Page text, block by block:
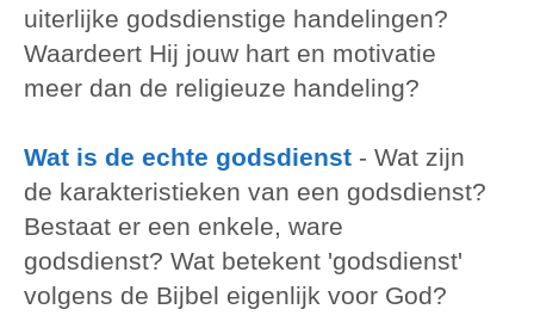
uiterlijke godsdienstige handelingen?
Waardeert Hij jouw hart en motivatie
meer dan de religieuze handeling?
Wat is de echte godsdienst - Wat zijn
de karakteristieken van een godsdienst?
Bestaat er een enkele, ware
godsdienst? Wat betekent 'godsdienst'
volgens de Bijbel eigenlijk voor God?